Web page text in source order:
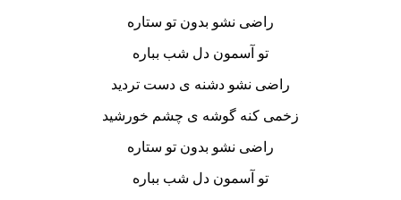
راضی نشو بدون تو ستاره
تو آسمون دل شب بباره
راضی نشو دشنه ی دست تردید
زخمی کنه گوشه ی چشم خورشید
راضی نشو بدون تو ستاره
تو آسمون دل شب بباره